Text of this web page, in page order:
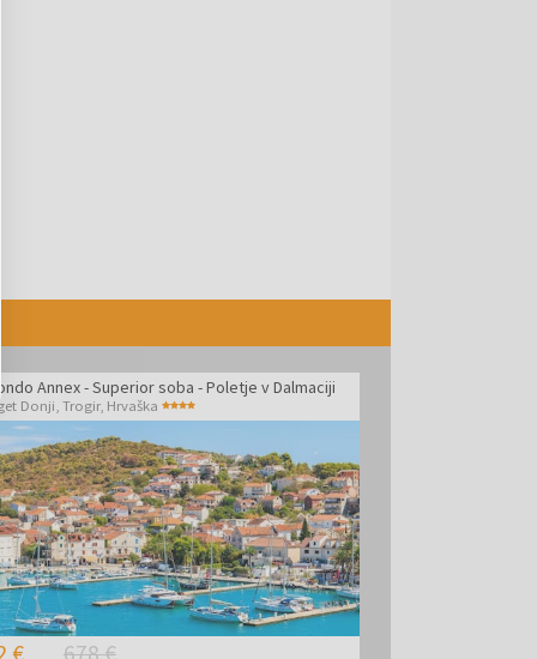
Annex - Superior soba - Poletje v Dalmaciji
Donji, Trogir, Hrvaška
€ 678 €